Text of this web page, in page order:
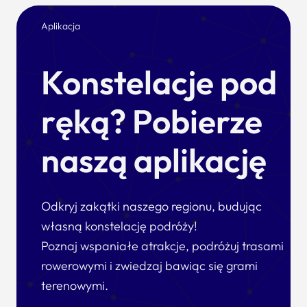
Aplikacja
Konstelacje pod
ręką? Pobierze
naszą aplikację
Odkryj zakątki naszego regionu, budując
własną konstelację podróży!
Poznaj wspaniałe atrakcje, podróżuj trasami
rowerowymi i zwiedzaj bawiąc się grami
terenowymi.